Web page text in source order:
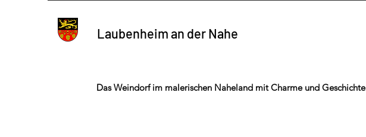
Laubenheim an der Nahe
Das Weindorf im malerischen Naheland mit Charme und Geschichte